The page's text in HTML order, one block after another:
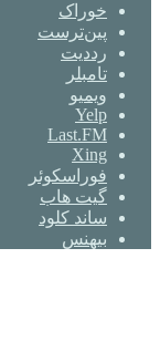
خوراک
‫پین‌ترست
‫رددیت
‫تامبلر
ویمیو
Yelp
Last.FM
Xing
فوراسکوئر
گیت ‌هاب
ساند کلود
بیهنس